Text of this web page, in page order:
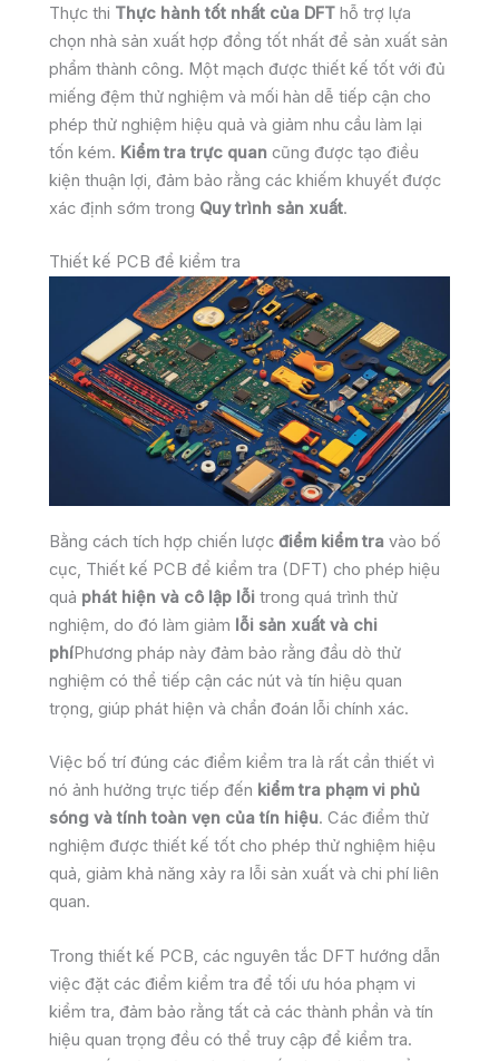
Thực thi Thực hành tốt nhất của DFT hỗ trợ lựa
chọn nhà sản xuất hợp đồng tốt nhất để sản xuất sản
phẩm thành công. Một mạch được thiết kế tốt với đủ
miếng đệm thử nghiệm và mối hàn dễ tiếp cận cho
phép thử nghiệm hiệu quả và giảm nhu cầu làm lại
tốn kém. Kiểm tra trực quan cũng được tạo điều
kiện thuận lợi, đảm bảo rằng các khiếm khuyết được
xác định sớm trong Quy trình sản xuất.
Thiết kế PCB để kiểm tra
Bằng cách tích hợp chiến lược điểm kiểm tra vào bố
cục, Thiết kế PCB để kiểm tra (DFT) cho phép hiệu
quả phát hiện và cô lập lỗi trong quá trình thử
nghiệm, do đó làm giảm lỗi sản xuất và chi
phíPhương pháp này đảm bảo rằng đầu dò thử
nghiệm có thể tiếp cận các nút và tín hiệu quan
trọng, giúp phát hiện và chẩn đoán lỗi chính xác.
Việc bố trí đúng các điểm kiểm tra là rất cần thiết vì
nó ảnh hưởng trực tiếp đến kiểm tra phạm vi phủ
sóng và tính toàn vẹn của tín hiệu. Các điểm thử
nghiệm được thiết kế tốt cho phép thử nghiệm hiệu
quả, giảm khả năng xảy ra lỗi sản xuất và chi phí liên
quan.
Trong thiết kế PCB, các nguyên tắc DFT hướng dẫn
việc đặt các điểm kiểm tra để tối ưu hóa phạm vi
kiểm tra, đảm bảo rằng tất cả các thành phần và tín
hiệu quan trọng đều có thể truy cập để kiểm tra.